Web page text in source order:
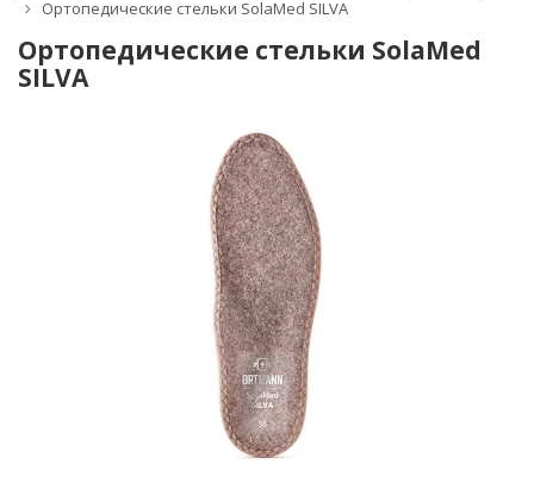
Ортопедические стельки SolaMed SILVA
Ортопедические стельки SolaMed
SILVA